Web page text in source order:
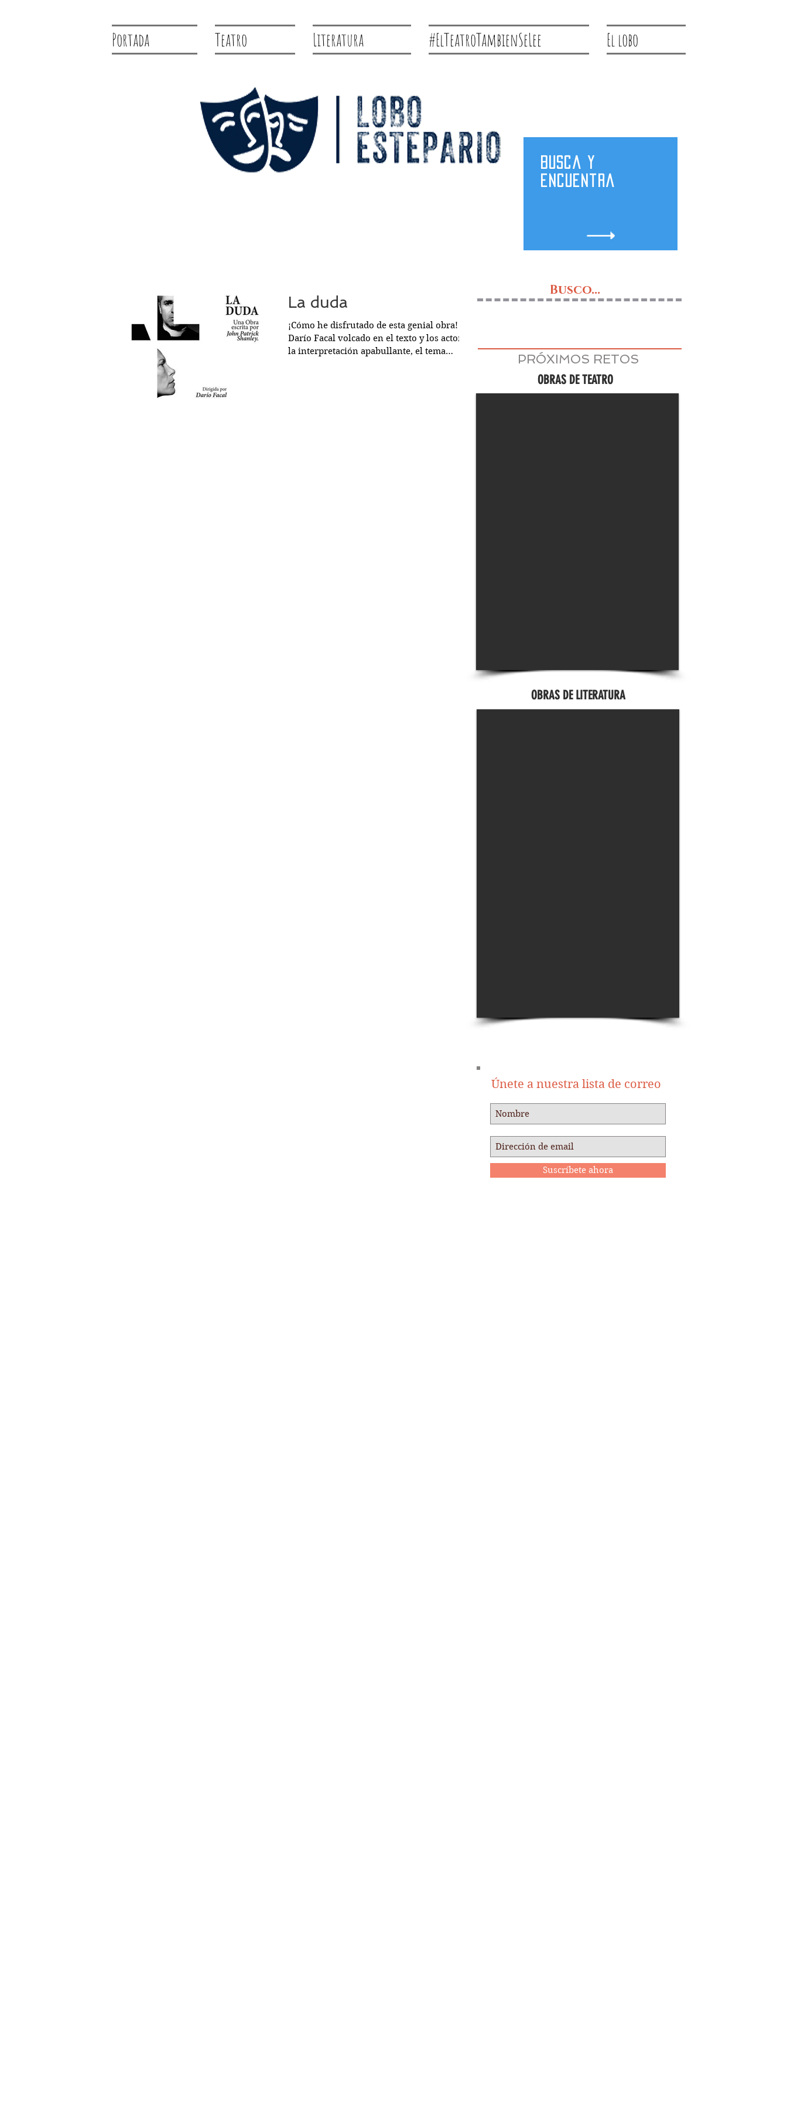
Portada Teatro Literatura #ElTeatroTambienSeLee El lobo
Busca y
encuentra
La duda
¡Cómo he disfrutado de esta genial obra!
Darío Facal volcado en el texto y los actores,
la interpretación apabullante, el tema
Busco...
PRÓXIMOS RETOS
OBRAS DE TEATRO
OBRAS DE LITERATURA
Únete a nuestra lista de correo
Suscríbete ahora